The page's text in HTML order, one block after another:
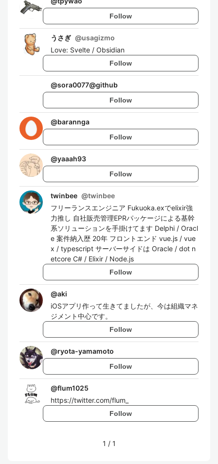
Follow
うさぎ @usagizmo
Love: Svelte / Obsidian
Follow
@sora0077@github
Follow
@barannga
Follow
@yaaah93
Follow
twinbee @twinbee
フリーランスエンジニア Fukuoka.exでelixir強
力推し 自社販売管理EPRパッケージによる基幹
系ソリューションを手掛けてます Delphi / Oracl
e 案件納入歴 20年 フロントエンド vue.js / vue
x / typescript サーバーサイドは Oracle / dot n
etcore C# / Elixir / Node.js
Follow
@aki
iOSアプリ作って生きてましたが、今は組織マネ
ジメント中心です。
Follow
@ryota-yamamoto
Follow
@flum1025
https://twitter.com/flum_
Follow
1 / 1